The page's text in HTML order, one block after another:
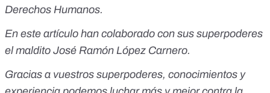
Derechos Humanos.
En este artículo han colaborado con sus superpoderes
el maldito José Ramón López Carnero.
Gracias a vuestros superpoderes, conocimientos y